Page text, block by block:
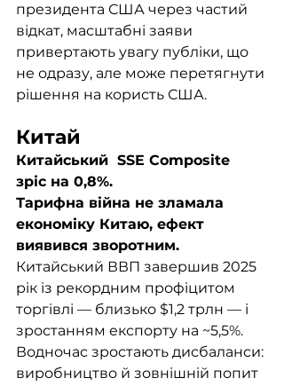
президента США через частий
відкат, масштабні заяви
привертають увагу публіки, що
не одразу, але може перетягнути
рішення на користь США.
Китай
Китайський  SSE Composite
зріс на 0,8%.
Тарифна війна не зламала
економіку Китаю, ефект
виявився зворотним.
Китайський ВВП завершив 2025
рік із рекордним профіцитом
торгівлі — близько $1,2 трлн — і
зростанням експорту на ~5,5%.
Водночас зростають дисбаланси:
виробництво й зовнішній попит